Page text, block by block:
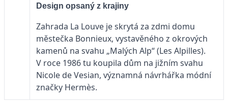
Design opsaný z krajiny
Zahrada La Louve je skrytá za zdmi domu
městečka Bonnieux, vystavěného z okrových
kamenů na svahu „Malých Alp“ (Les Alpilles).
V roce 1986 tu koupila dům na jižním svahu
Nicole de Vesian, významná návrhářka módní
značky Hermès.